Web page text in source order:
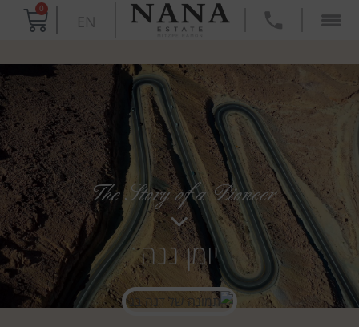
EN
0
The Story of a Pioneer
יומן ננה